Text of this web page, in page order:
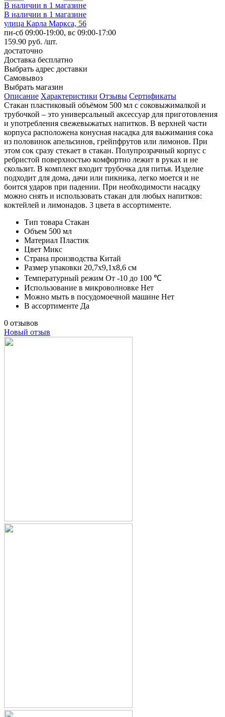
В наличии в 1 магазине
В наличии в 1 магазине
улица Карла Маркса, 56
пн-сб 09:00-19:00, вс 09:00-17:00
159.90 руб. /шт.
достаточно
Доставка бесплатно
Выбрать адрес доставки
Самовывоз
Выбрать магазин
Описание Характеристики Отзывы Сертификаты
Стакан пластиковый объёмом 500 мл с соковыжималкой и
трубочкой – это универсальный аксессуар для приготовления
и употребления свежевыжатых напитков. В верхней части
корпуса расположена конусная насадка для выжимания сока
из половинок апельсинов, грейпфрутов или лимонов. При
этом сок сразу стекает в стакан. Полупрозрачный корпус с
ребристой поверхностью комфортно лежит в руках и не
скользит. В комплект входит трубочка для питья. Изделие
подходит для дома, дачи или пикника, легко моется и не
боится ударов при падении. При необходимости насадку
можно снять и использовать стакан для любых напитков:
коктейлей и лимонадов. 3 цвета в ассортименте.
Тип товара Стакан
Объем 500 мл
Материал Пластик
Цвет Микс
Страна производства Китай
Размер упаковки 20,7х9,1х8,6 см
Температурный режим От -10 до 100 ℃
Использование в микроволновке Нет
Можно мыть в посудомоечной машине Нет
В ассортименте Да
0 отзывов
Новый отзыв